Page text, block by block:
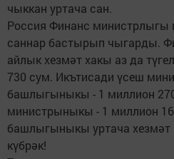
чыккан уртача сан.
Россия Финанс министрлыгы
саннар бастырып чыгарды.
айлык хезмәт хакы аз да
730 сум. Икътисади үсеш
башлыгыныкы - 1 миллион
министрыныкы - 1 миллион
башлыгыныкы уртача хезмәт
күбрәк!